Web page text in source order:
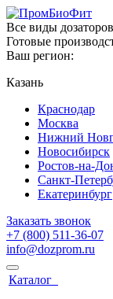
Все виды
Готовые
Ваш регион:
Казань
Краснодар
Москва
Нижний
Новосибирск
Ростов-на-
Санкт-
Екатеринбург
Заказать звонок
+7 (800) 511-36-07
info@dozprom.ru
Каталог